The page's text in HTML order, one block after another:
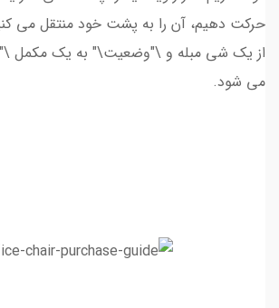
حرکت دهیم، آن را به پشت خود منتقل می
از یک شی مبله و \"وضعیت\" به یک مکمل
می شود.